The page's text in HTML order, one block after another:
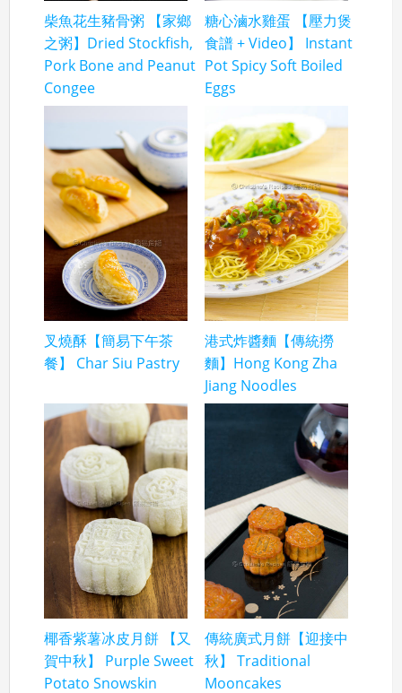
柴魚花生豬骨粥 【家鄉
之粥】Dried Stockfish,
Pork Bone and Peanut
Congee
糖心滷水雞蛋 【壓力煲
食譜 + Video】 Instant
Pot Spicy Soft Boiled
Eggs
叉燒酥【簡易下午茶
餐】 Char Siu Pastry
港式炸醬麵【傳統撈
麵】Hong Kong Zha
Jiang Noodles
椰香紫薯冰皮月餅 【又
賀中秋】 Purple Sweet
Potato Snowskin
傳統廣式月餅【迎接中
秋】 Traditional
Mooncakes